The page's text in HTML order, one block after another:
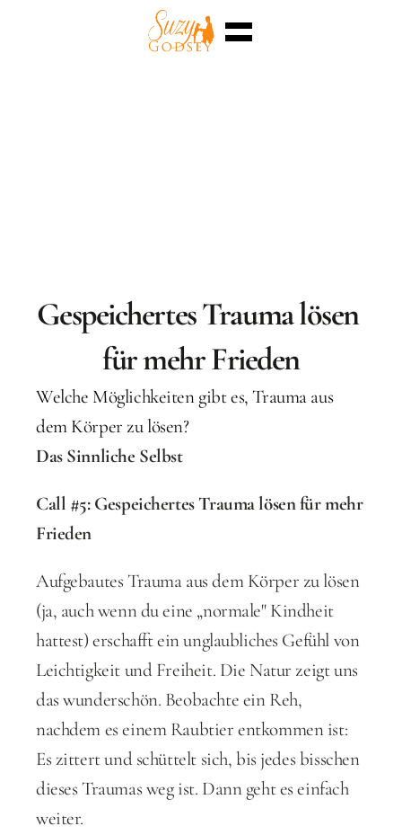
Gespeichertes Trauma lösen
für mehr Frieden
Welche Möglichkeiten gibt es, Trauma aus
dem Körper zu lösen?
Das Sinnliche Selbst
Call #5: Gespeichertes Trauma lösen für mehr
Frieden
Aufgebautes Trauma aus dem Körper zu lösen
(ja, auch wenn du eine „normale" Kindheit
hattest) erschafft ein unglaubliches Gefühl von
Leichtigkeit und Freiheit. Die Natur zeigt uns
das wunderschön. Beobachte ein Reh,
nachdem es einem Raubtier entkommen ist:
Es zittert und schüttelt sich, bis jedes bisschen
dieses Traumas weg ist. Dann geht es einfach
weiter.